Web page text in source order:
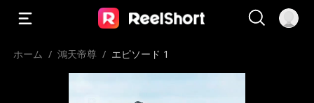
ホーム / 鴻天帝尊 / エピソード 1